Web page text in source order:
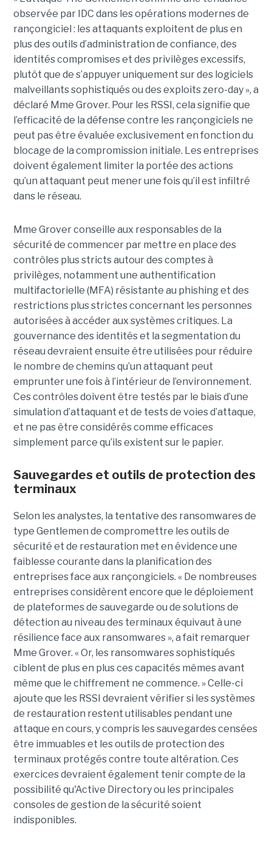
observée par IDC dans les opérations modernes de
rançongiciel : les attaquants exploitent de plus en
plus des outils d’administration de confiance, des
identités compromises et des privilèges excessifs,
plutôt que de s’appuyer uniquement sur des logiciels
malveillants sophistiqués ou des exploits zero-day », a
déclaré Mme Grover. Pour les RSSI, cela signifie que
l’efficacité de la défense contre les rançongiciels ne
peut pas être évaluée exclusivement en fonction du
blocage de la compromission initiale. Les entreprises
doivent également limiter la portée des actions
qu’un attaquant peut mener une fois qu’il est infiltré
dans le réseau.
Mme Grover conseille aux responsables de la
sécurité de commencer par mettre en place des
contrôles plus stricts autour des comptes à
privilèges, notamment une authentification
multifactorielle (MFA) résistante au phishing et des
restrictions plus strictes concernant les personnes
autorisées à accéder aux systèmes critiques. La
gouvernance des identités et la segmentation du
réseau devraient ensuite être utilisées pour réduire
le nombre de chemins qu’un attaquant peut
emprunter une fois à l’intérieur de l’environnement.
Ces contrôles doivent être testés par le biais d’une
simulation d’attaquant et de tests de voies d’attaque,
et ne pas être considérés comme efficaces
simplement parce qu’ils existent sur le papier.
Sauvegardes et outils de protection des
terminaux
Selon les analystes, la tentative des ransomwares de
type Gentlemen de compromettre les outils de
sécurité et de restauration met en évidence une
faiblesse courante dans la planification des
entreprises face aux rançongiciels. « De nombreuses
entreprises considèrent encore que le déploiement
de plateformes de sauvegarde ou de solutions de
détection au niveau des terminaux équivaut à une
résilience face aux ransomwares », a fait remarquer
Mme Grover. « Or, les ransomwares sophistiqués
ciblent de plus en plus ces capacités mêmes avant
même que le chiffrement ne commence. » Celle-ci
ajoute que les RSSI devraient vérifier si les systèmes
de restauration restent utilisables pendant une
attaque en cours, y compris les sauvegardes censées
être immuables et les outils de protection des
terminaux protégés contre toute altération. Ces
exercices devraient également tenir compte de la
possibilité qu'Active Directory ou les principales
consoles de gestion de la sécurité soient
indisponibles.